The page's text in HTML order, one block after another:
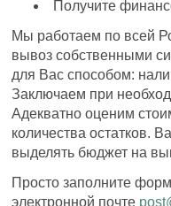
Получите
Мы работаем по всей
вывоз собственными
для Вас способом:
Заключаем при
Адекватно оценим
количества остатков.
выделять бюджет на
Просто заполните
электронной почте